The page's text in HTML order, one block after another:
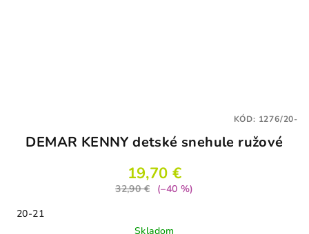
DEMAR KENNY detské snehule ružové
19,70 €
32,90 €
(–40 %)
20-21
Skladom
KÓD: 1276/20-